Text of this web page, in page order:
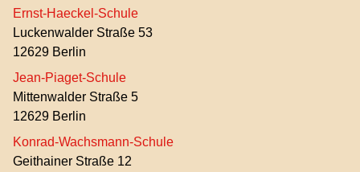
Ernst-Haeckel-Schule
Luckenwalder Straße 53
12629 Berlin
Jean-Piaget-Schule
Mittenwalder Straße 5
12629 Berlin
Konrad-Wachsmann-Schule
Geithainer Straße 12